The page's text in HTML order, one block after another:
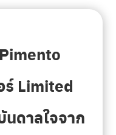
ร์ Limited
ดาลใจจาก